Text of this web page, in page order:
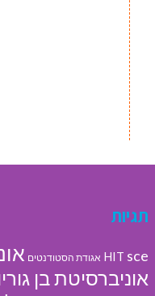
תגיות
HIT sce אגודת הסטודנטים
אוניברסיטת בן